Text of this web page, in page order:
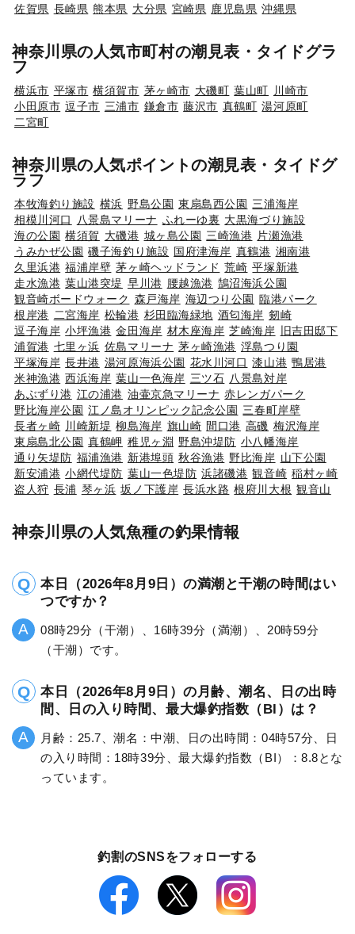
佐賀県 長崎県 熊本県 大分県 宮崎県 鹿児島県 沖縄県
神奈川県の人気市町村の潮見表・タイドグラ
フ
横浜市 平塚市 横須賀市 茅ヶ崎市 大磯町 葉山町
川崎市
小田原市 逗子市 三浦市 鎌倉市 藤沢市 真鶴町 湯河原町
二宮町
神奈川県の人気ポイントの潮見表・タイドグ
ラフ
本牧海釣り施設 横浜 野島公園 東扇島西公園 三浦海岸
相模川河口
八景島マリーナ ふれーゆ裏 大黒海づり施設
海の公園 横須賀 大磯港 城ヶ島公園 三崎漁港 片瀬漁港
うみかぜ公園 磯子海釣り施設 国府津海岸 真鶴港 湘南港
久里浜港 福浦岸壁 茅ヶ崎ヘッドランド 荒崎 平塚新港
走水漁港 葉山港突堤 早川港 腰越漁港 鵠沼海浜公園
観音崎ボードウォーク 森戸海岸 海辺つり公園 臨港パーク
根岸港 二宮海岸 松輪港 杉田臨海緑地 酒匂海岸 剱崎
逗子海岸 小坪漁港 金田海岸 材木座海岸 芝崎海岸 旧吉田邸下
浦賀港 七里ヶ浜 佐島マリーナ 茅ヶ崎漁港 浮島つり園
平塚海岸 長井港 湯河原海浜公園 花水川河口 漆山港 鴨居港
米神漁港 西浜海岸 葉山一色海岸 三ツ石 八景島対岸
あぶずり港 江の浦港 油壷京急マリーナ 赤レンガパーク
野比海岸公園 江ノ島オリンピック記念公園 三春町岸壁
長者ヶ崎 川崎新堤 柳島海岸 旗山崎 間口港 高磯 梅沢海岸
東扇島北公園 真鶴岬 稚児ヶ淵 野島沖堤防 小八幡海岸
通り矢堤防 福浦漁港 新港埠頭 秋谷漁港 野比海岸 山下公園
新安浦港 小網代堤防 葉山一色堤防 浜諸磯港 観音崎 稲村ヶ崎
盗人狩 長浦 琴ヶ浜 坂ノ下護岸 長浜水路 根府川大根 観音山
神奈川県の人気魚種の釣果情報
本日（2026年8月9日）の満潮と干潮の時間はい
つですか？
08時29分（干潮）、16時39分（満潮）、20時59分
（干潮）です。
本日（2026年8月9日）の月齢、潮名、日の出時
間、日の入り時間、最大爆釣指数（BI）は？
月齢：25.7、潮名：中潮、日の出時間：04時57分、日
の入り時間：18時39分、最大爆釣指数（BI）：8.8とな
っています。
釣割のSNSをフォローする